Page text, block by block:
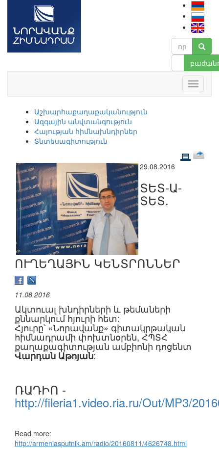
Աշխարհաքաղաքականություն
Ազգային անվտանգություն
Հայության հիմնախնդիրներ
Տնտեսագիտություն
29.08.2016
ՏԵՏ-Ա-
ՏԵՏ.
ՈՒՂԵՂԱՅԻՆ ԿԵՆՏՐՈՆՆԵՐ
11.08.2016
Ակտուալ խնդիրների և թեմաների
քննարկում հյուրի հետ:
Հյուրը՝ «Նորավանք» գիտակրթական
հիմնադրամի փոխտնօրեն, ՀՊՏՀ
քաղաքագիտության ամբիոնի դոցենտ
Վարդան Աթոյան:
ՌԱԴԻՈ -
http://fileria1.video.ria.ru/Out/MP3/
Read more:
http://armeniasputnik.am/radio/20160811/4626748.html